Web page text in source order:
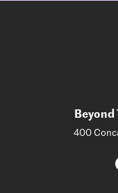
Beyond
400